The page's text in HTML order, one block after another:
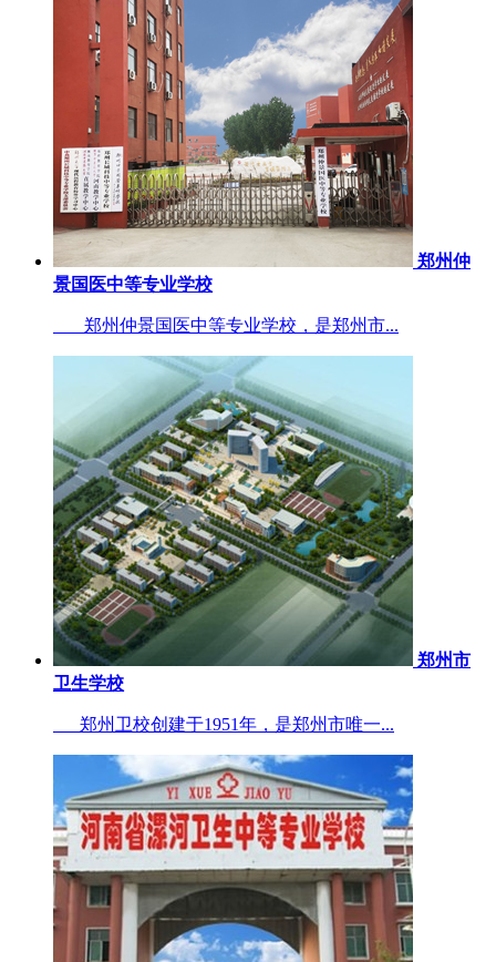
郑州仲
景国医中等专业学校
郑州仲景国医中等专业学校，是郑州市...
郑州市
卫生学校
郑州卫校创建于1951年，是郑州市唯一...